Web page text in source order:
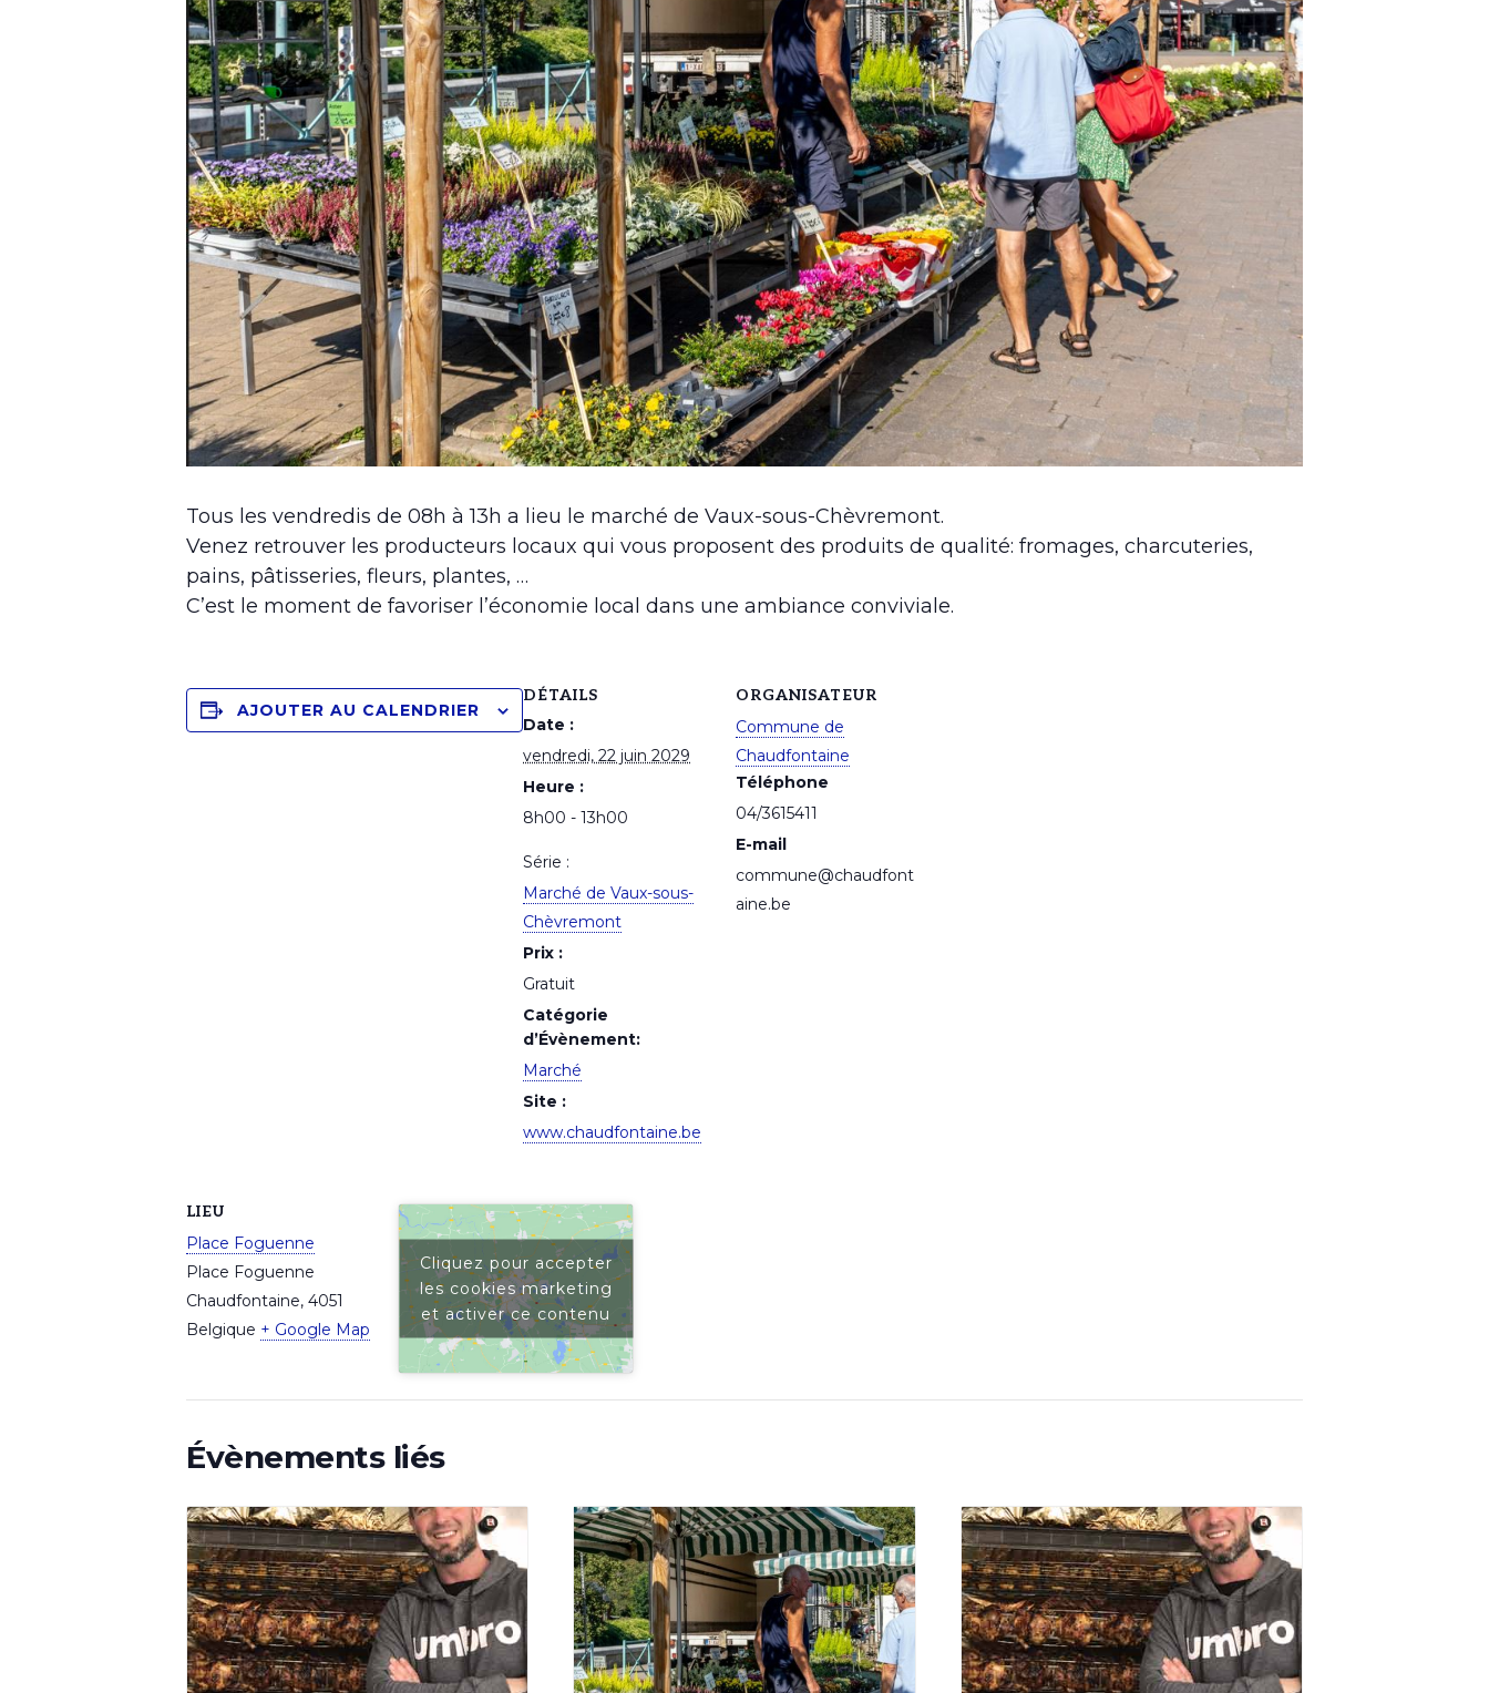
Tous les vendredis de 08h à 13h a lieu le marché de Vaux-sous-Chèvremont.
Venez retrouver les producteurs locaux qui vous proposent des produits de qualité: fromages, charcuteries,
pains, pâtisseries, fleurs, plantes, …
C’est le moment de favoriser l’économie local dans une ambiance conviviale.
AJOUTER AU CALENDRIER
DÉTAILS
Date :
vendredi, 22 juin 2029
Heure :
8h00 - 13h00
Série :
Marché de Vaux-sous-
Chèvremont
Prix :
Gratuit
Catégorie
d’Évènement:
Marché
Site :
www.chaudfontaine.be
ORGANISATEUR
Commune de
Chaudfontaine
Téléphone
04/3615411
E-mail
commune@chaudfont
aine.be
LIEU
Place Foguenne
Place Foguenne
Chaudfontaine, 4051
Belgique + Google Map
Cliquez pour accepter
les cookies marketing
et activer ce contenu
Évènements liés